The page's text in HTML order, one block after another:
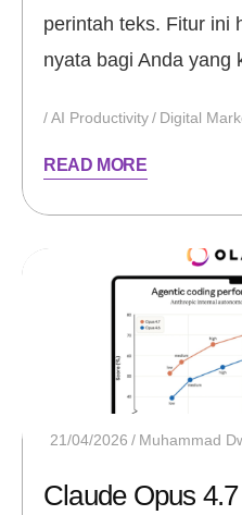
perintah teks. Fitur ini
nyata bagi Anda yang
AI Productivity Digital
READ MORE
21/04/2026 Muhammad
Claude Opus